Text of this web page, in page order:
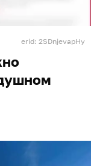
erid: 2SDnjevapHy